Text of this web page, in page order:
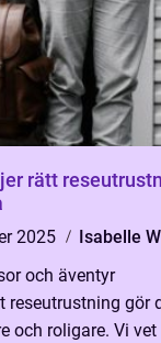
rätt
2025
Isabelle
och äventyr
reseutrustning gör
och roligare. Vi